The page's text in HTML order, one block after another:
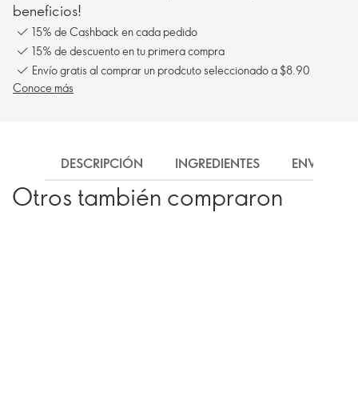
beneficios!
15% de Cashback en cada pedido
15% de descuento en tu primera compra
Envío gratis al comprar un prodcuto seleccionado a $8.90
Conoce más
DESCRIPCIÓN INGREDIENTES ENVÍO
Otros también compraron